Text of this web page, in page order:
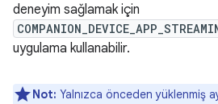
deneyim sağlamak için
uygulama kullanabilir.
Not: Yalnızca önceden yüklenmiş